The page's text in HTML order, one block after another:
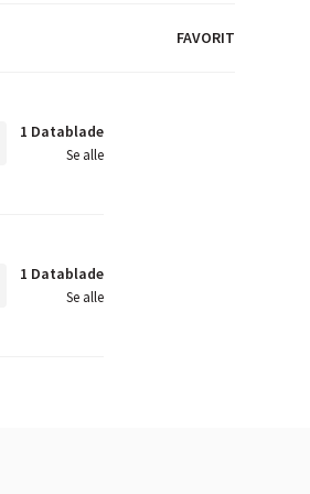
FAVORIT
1 Datablade
Se alle
1 Datablade
Se alle